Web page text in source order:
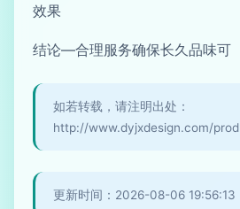
效果
结论—合理服务确保长久品味可
如若转载，请注明出处：
http://www.dyjxdesign.com/
更新时间：2026-08-06 19:56:13